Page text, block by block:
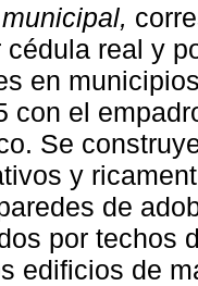
cédula real y
en
con el
Se
y
de
por techos
edificios de